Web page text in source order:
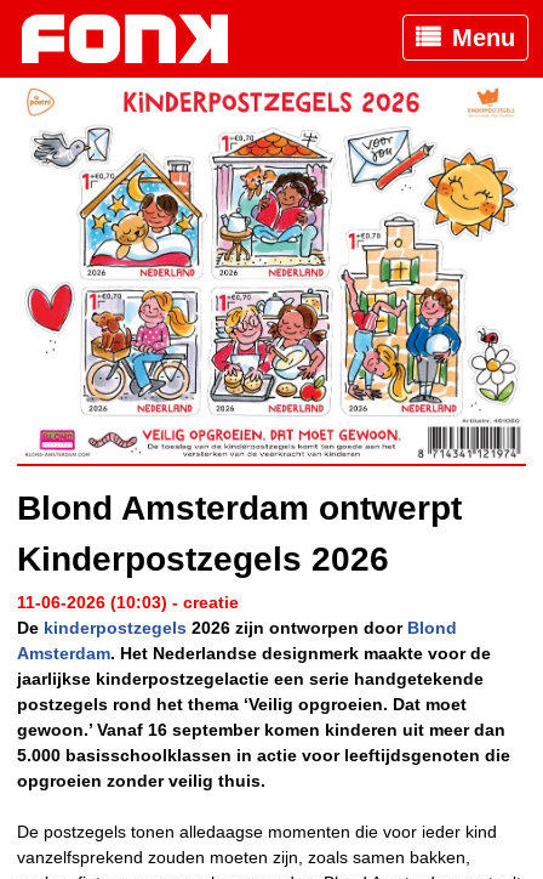
Menu
Blond Amsterdam ontwerpt
Kinderpostzegels 2026
11-06-2026 (10:03) - creatie
De kinderpostzegels 2026 zijn ontworpen door Blond
Amsterdam. Het Nederlandse designmerk maakte voor de
jaarlijkse kinderpostzegelactie een serie handgetekende
postzegels rond het thema ‘Veilig opgroeien. Dat moet
gewoon.’ Vanaf 16 september komen kinderen uit meer dan
5.000 basisschoolklassen in actie voor leeftijdsgenoten die
opgroeien zonder veilig thuis.
De postzegels tonen alledaagse momenten die voor ieder kind
vanzelfsprekend zouden moeten zijn, zoals samen bakken,